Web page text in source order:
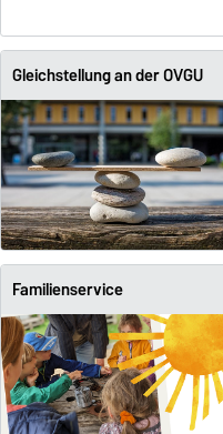
Gleichstellung an der OVGU
Familienservice